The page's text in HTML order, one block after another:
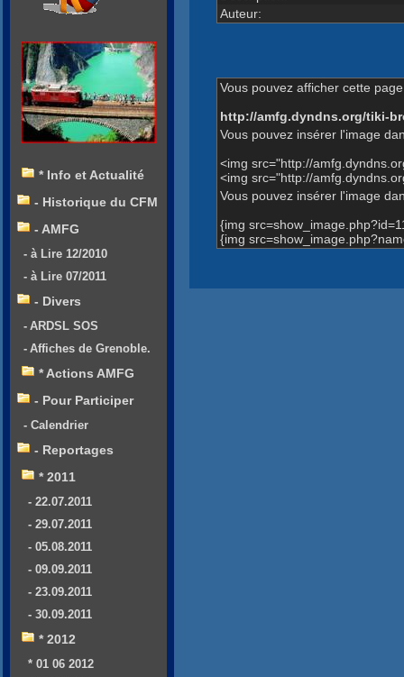
Auteur:
Vous pouvez afficher cette
http://amfg.dyndns.org/tiki-
Vous pouvez insérer l'image
<img src="http://
<img src="http://
Vous pouvez insérer l'image
{img
{img
* Info et Actualité
- Historique du CFM
- AMFG
- à Lire 12/2010
- à Lire 07/2011
- Divers
- ARDSL SOS
- Affiches de Grenoble.
* Actions AMFG
- Pour Participer
- Calendrier
- Reportages
* 2011
- 22.07.2011
- 29.07.2011
- 05.08.2011
- 09.09.2011
- 23.09.2011
- 30.09.2011
* 2012
* 01 06 2012